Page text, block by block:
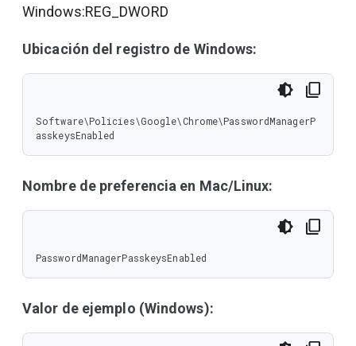
Windows:REG_DWORD
Ubicación del registro de Windows:
Software\Policies\Google\Chrome\PasswordManagerP
asskeysEnabled
Nombre de preferencia en Mac/Linux:
PasswordManagerPasskeysEnabled
Valor de ejemplo (Windows):